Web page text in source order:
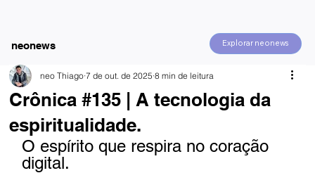
Explorar neonews
neonews
Crônica #135 | A tecnologia da
espiritualidade.
neo Thiago 7 de out. de 2025 8 min de leitura
O espírito que respira no coração
digital.